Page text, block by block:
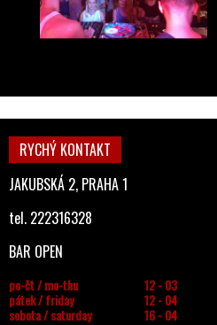
RYCHÝ KONTAKT
JAKUBSKÁ 2, PRAHA 1
tel. 222316328
BAR OPEN
po-čt / mo-thu
12 - 03
pátek / friday
12 - 04
sobota / saturday
16 - 04